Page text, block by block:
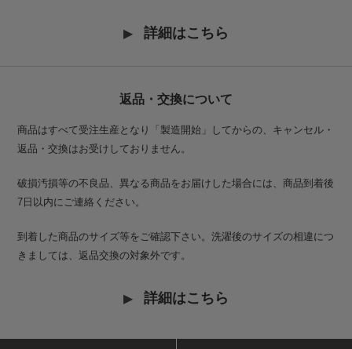
詳細はこちら
返品・交換について
商品はすべて受注生産となり「製造開始」してからの、キャンセル・
返品・交換はお受けしておりません。
破損汚損等の不良品、異なる商品をお届けした場合には、商品到着後
7日以内にご連絡ください。
到着した商品のサイズ等をご確認下さい。洗濯後のサイズの相違につ
きましては、返品交換の対象外です。
詳細はこちら